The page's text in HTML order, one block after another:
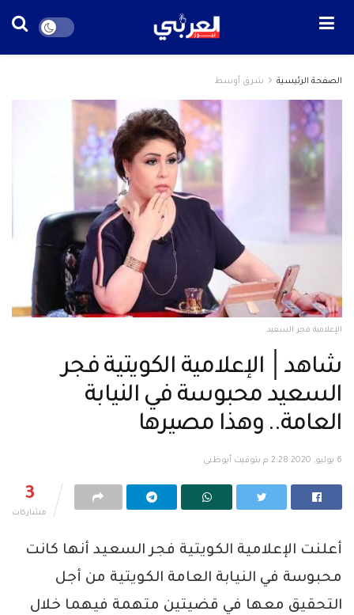
الصفحة الرئيسية شرق أوسط
الإعلامية فجر السعيد
شاهد│ الإعلامية الكويتية فجر
السعيد محبوسة في النيابة
العامة.. وهذا مصيرها
6 يوليو, 2020 2:28 م بتوقيت أبوظبي
3
مشاركات
أعلنت الإعلامية الكويتية فجر السعيد أنها كانت
محبوسة في النيابة العامة الكويتية من أجل
التحقيق معها في قضيتين متهمة فيهما خلال